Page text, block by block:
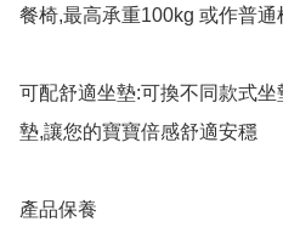
餐椅,最高承重100kg 或作普通
可配舒適坐墊:可換不同款式
墊,讓您的寶寶倍感舒適安穩
產品保養